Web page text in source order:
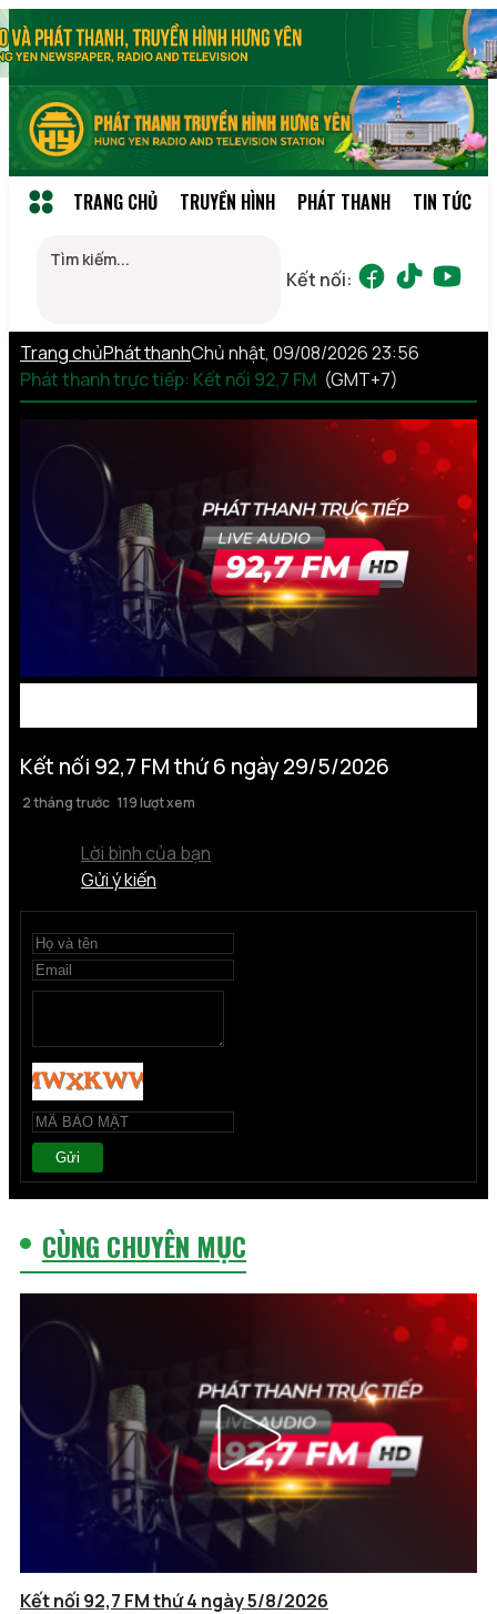
TRANG CHỦ TRUYỀN HÌNH PHÁT THANH TIN TỨC
Kết nối:
Trang chủPhát thanh
Phát thanh trực tiếp: Kết nối 92,7 FM
Chủ nhật, 09/08/2026 23:56
(GMT+7)
Kết nối 92,7 FM thứ 6 ngày 29/5/2026
2 tháng trước 119 lượt xem
Lời bình của bạn
Gửi ý kiến
Gửi
CÙNG CHUYÊN MỤC
Kết nối 92,7 FM thứ 4 ngày 5/8/2026